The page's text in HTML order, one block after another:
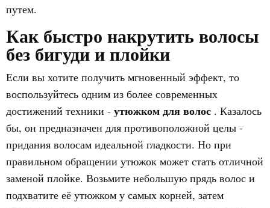
путем.
Как быстро накрутить волосы
без бигуди и плойки
Если вы хотите получить мгновенный эффект, то
воспользуйтесь одним из более современных
достижений техники - утюжком для волос . Казалось
бы, он предназначен для противоположной целы -
придания волосам идеальной гладкости. Но при
правильном обращении утюжок может стать отличной
заменой плойке. Возьмите небольшую прядь волос и
подхватите её утюжком у самых корней, затем